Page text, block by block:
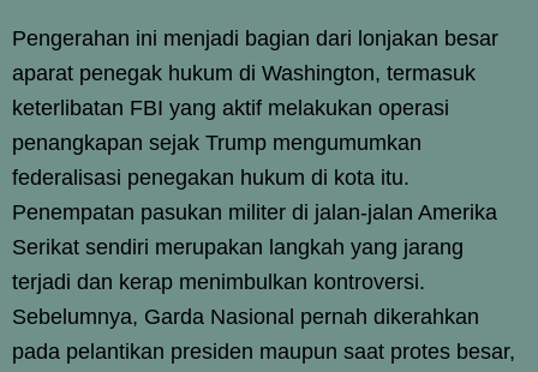
Pengerahan ini menjadi bagian dari lonjakan besar
aparat penegak hukum di Washington, termasuk
keterlibatan FBI yang aktif melakukan operasi
penangkapan sejak Trump mengumumkan
federalisasi penegakan hukum di kota itu.
Penempatan pasukan militer di jalan-jalan Amerika
Serikat sendiri merupakan langkah yang jarang
terjadi dan kerap menimbulkan kontroversi.
Sebelumnya, Garda Nasional pernah dikerahkan
pada pelantikan presiden maupun saat protes besar,